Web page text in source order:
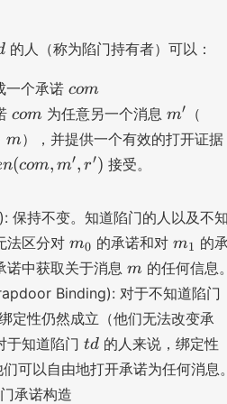
的人（称为陷门持有者）可以：
一个承诺 c
o
m
com
c
o
m
com 为任意另一个消息 m
'
m′ （
'≠
m
m），并提供一个有效的打开证据
n(com, m′, r′) 接受。
保持不变。知道陷门的人以及不
法区分对 m
_
0
m0 的承诺和对 m
_
1
m1 的
诺中获取关于消息 m
m 的任何信息
Binding): 对于不知道陷门
定性仍然成立（他们无法改变承
于知道陷门 t
d
td 的人来说，绑定性
可以自由地打开承诺为任何消息
承诺构造